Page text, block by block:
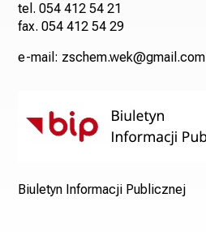
tel. 054 412 54 21
fax. 054 412 54 29
e-mail: zschem.wek@gmail.com
Biuletyn Informacji Publicznej